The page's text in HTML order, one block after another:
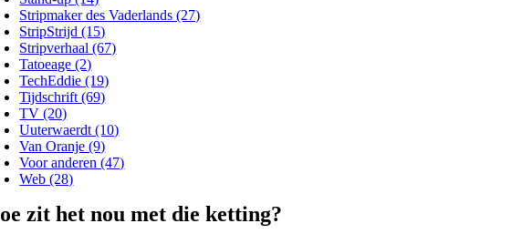
Stripmaker des Vaderlands (27)
StripStrijd (15)
Stripverhaal (67)
Tatoeage (2)
TechEddie (19)
Tijdschrift (69)
TV (20)
Uuterwaerdt (10)
Van Oranje (9)
Voor anderen (47)
Web (28)
zit het nou met die ketting?